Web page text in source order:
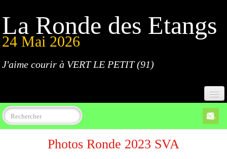
La Ronde des Etangs
24 Mai 2026
J'aime courir à VERT LE PETIT (91)
Accueil
ProgrammePhotos Ronde 2023 SVA